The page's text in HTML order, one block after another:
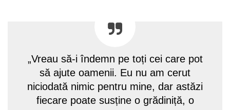
„Vreau să-i îndemn pe toți cei care pot
să ajute oamenii. Eu nu am cerut
niciodată nimic pentru mine, dar astăzi
fiecare poate susține o grădiniță, o